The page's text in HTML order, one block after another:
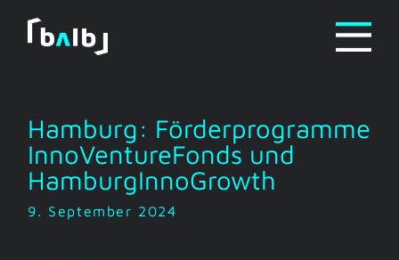
Inhalt
springen
Hamburg: Förderprogramme
InnoVentureFonds und
HamburgInnoGrowth
9. September 2024